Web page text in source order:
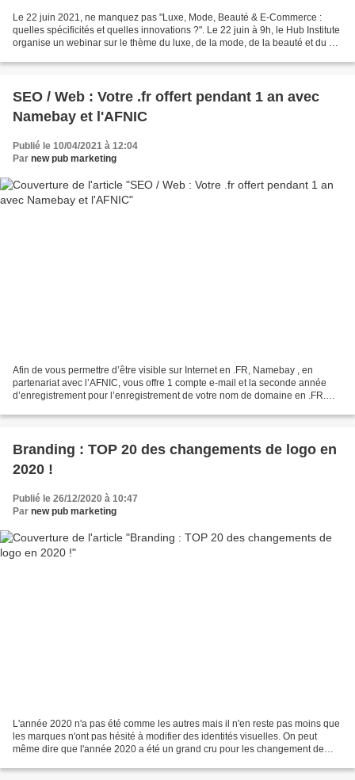
Le 22 juin 2021, ne manquez pas "Luxe, Mode, Beauté & E-Commerce :
quelles spécificités et quelles innovations ?". Le 22 juin à 9h, le Hub Institute
organise un webinar sur le thème du luxe, de la mode, de la beauté et du e-
SEO / Web : Votre .fr offert pendant 1 an avec
Namebay et l'AFNIC
Publié le 10/04/2021 à 12:04
Par new pub marketing
Afin de vous permettre d’être visible sur Internet en .FR, Namebay , en
partenariat avec l’AFNIC, vous offre 1 compte e-mail et la seconde année
d’enregistrement pour l’enregistrement de votre nom de domaine en .FR.
Branding : TOP 20 des changements de logo en
2020 !
Publié le 26/12/2020 à 10:47
Par new pub marketing
L'année 2020 n'a pas été comme les autres mais il n'en reste pas moins que
les marques n'ont pas hésité à modifier des identités visuelles. On peut
même dire que l'année 2020 a été un grand cru pour les changement de